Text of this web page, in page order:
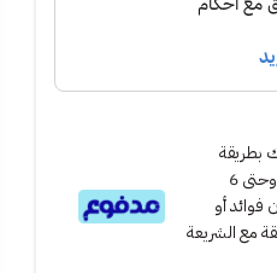
بطريقة
ميسرة إلى 4 وحتى 6
فوائد أو
مع الشريعة